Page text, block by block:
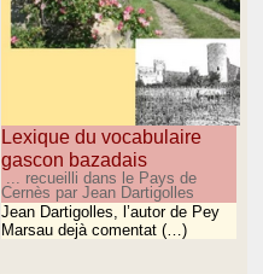
Lexique du vocabulaire
gascon bazadais
... recueilli dans le Pays de
Cernès par Jean Dartigolles
Jean Dartigolles, l’autor de Pey
Marsau dejà comentat (…)